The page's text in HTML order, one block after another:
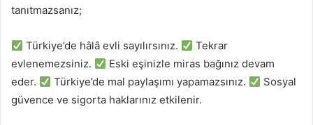
tanıtmazsanız;
Türkiye’de hâlâ evli sayılırsınız.
Tekrar
evlenemezsiniz.
Eski eşinizle miras bağınız devam
eder.
Türkiye’de mal paylaşımı yapamazsınız.
Sosyal
güvence ve sigorta haklarınız etkilenir.